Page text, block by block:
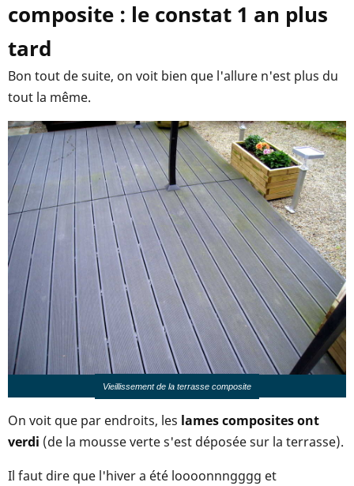
composite : le constat 1 an plus
tard
Bon tout de suite, on voit bien que l'allure n'est plus du
tout la même.
Vieillissement de la terrasse composite
On voit que par endroits, les lames composites ont
verdi (de la mousse verte s'est déposée sur la terrasse).
Il faut dire que l'hiver a été loooonnngggg et